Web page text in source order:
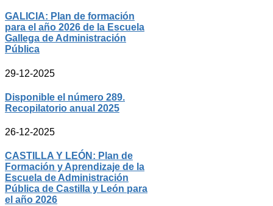
GALICIA: Plan de formación
para el año 2026 de la Escuela
Gallega de Administración
Pública
29-12-2025
Disponible el número 289.
Recopilatorio anual 2025
26-12-2025
CASTILLA Y LEÓN: Plan de
Formación y Aprendizaje de la
Escuela de Administración
Pública de Castilla y León para
el año 2026